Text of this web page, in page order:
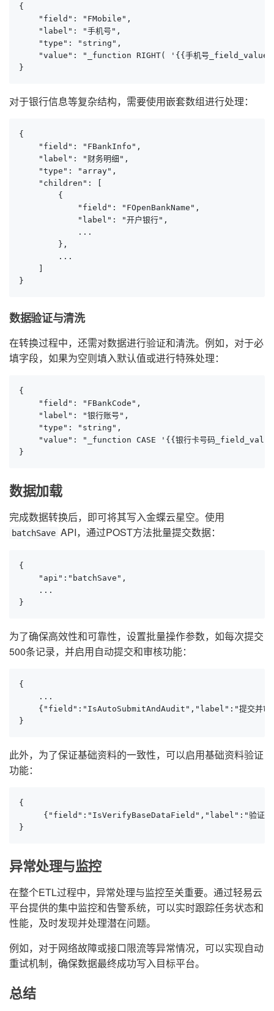
{
    "field": "FMobile",
    "label": "手机号",
    "type": "string",
"value": "_function RIGHT( '{{手机号
}
对于银行信息等复杂结构，需要使用嵌套数组进行处理：
{
    "field": "FBankInfo",
    "label": "财务明细",
    "type": "array",
    "children": [
        {
            "field": "FOpenBankName",
            "label": "开户银行",
            ...
        },
        ...
    ]
}
数据验证与清洗
在转换过程中，还需对数据进行验证和清洗。例如，对于必
填字段，如果为空则填入默认值或进行特殊处理：
{
    "field": "FBankCode",
    "label": "银行账号",
    "type": "string",
"value": "_function CASE '{{银行卡号码
}
数据加载
完成数据转换后，即可将其写入金蝶云星空。使用
batchSave API，通过POST方法批量提交数据：
{
    "api":"batchSave",
    ...
}
为了确保高效性和可靠性，设置批量操作参数，如每次提交
500条记录，并启用自动提交和审核功能：
{
    ...
{"field":"IsAutoSubmitAndAudit","label":"提交并
}
此外，为了保证基础资料的一致性，可以启用基础资料验证
功能：
{
{"field":"IsVerifyBaseDataField","label":"验证
}
异常处理与监控
在整个ETL过程中，异常处理与监控至关重要。通过轻易云
平台提供的集中监控和告警系统，可以实时跟踪任务状态和
性能，及时发现并处理潜在问题。
例如，对于网络故障或接口限流等异常情况，可以实现自动
重试机制，确保数据最终成功写入目标平台。
总结